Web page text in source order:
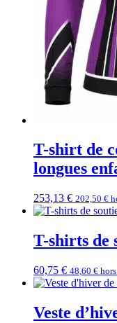
T-shirt de
longues
253,13 € 202,50 €
T-shirts de
60,75 € 48,60 €
Veste